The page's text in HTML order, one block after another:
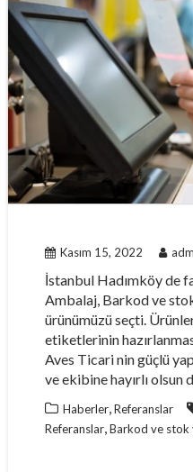
Kasım 15, 2022
İstanbul Hadımköy de
Ambalaj, Barkod ve
ürünümüzü seçti.
etiketlerinin
Aves Ticari nin güçlü
ve ekibine hayırlı olsun
Haberler, Referanslar
Referanslar, Barkod ve stok